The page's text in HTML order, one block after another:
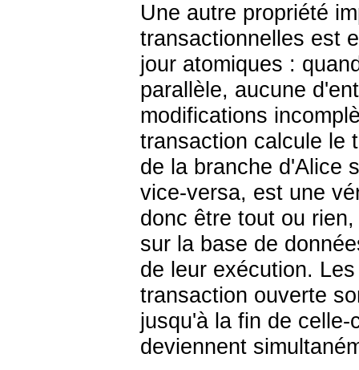
Une autre propriété
transactionnelles est
jour atomiques :
parallèle, aucune
modifications
transaction calcule le
de la branche d'Alice
vice-versa, est une
donc être tout ou
sur la base de
de leur exécution.
transaction ouverte
jusqu'à la fin de
deviennent